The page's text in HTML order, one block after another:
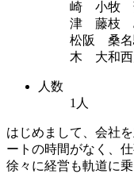
崎 小牧
津 藤枝
松阪 桑
木 大和西
人数
1人
はじめまして、会社
ートの時間がなく、
徐々に経営も軌道に